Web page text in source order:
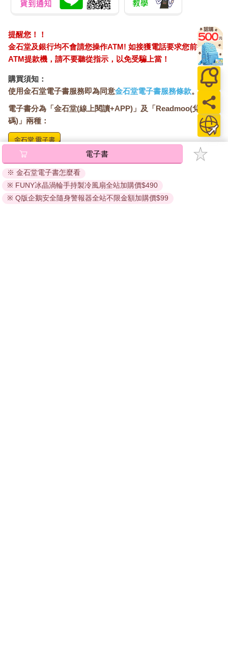
在加護病房，當醫生問他是否寧可別人不要管他，他好幾次用力
他的摯友在電話裡說：下一次我來，我們就在地毯上躺個半小
時，我會緊緊抱著你，我們只要躺在地毯上半小時就好。
提醒您！！
金石堂及銀行均不會請您操作ATM! 如接獲電話要求您前往
ATM提款機，請不要聽從指示，以免受騙上當！
購買須知：
使用金石堂電子書服務即為同意金石堂電子書服務條款。
電子書分為「金石堂(線上閱讀+APP)」及「Readmoo(兌換
碼)」兩種：
將儲存於會員中心→電子書服務「我的e書櫃」，點選線上
閱讀直接開啟閱讀。
線上閱讀：
建議使用Chrome、Microsoft Edge 有較佳的線上瀏覽效
電子書
※ 金石堂電子書怎麼看
※ FUNY冰晶渦輪手持製冷風扇全站加購價$490
※ Q版企鵝安全隨身警報器全站不限金額加購價$99